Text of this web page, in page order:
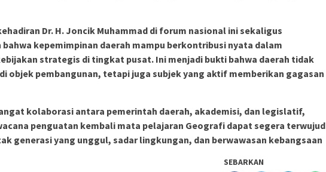
Dr. H. Joncik Muhammad di forum nasional ini sekaligus
bahwa kepemimpinan daerah mampu berkontribusi nyata dalam
strategis di tingkat pusat. Ini menjadi bukti bahwa daerah tidak
objek pembangunan, tetapi juga subjek yang aktif memberikan gagasan
kolaborasi antara pemerintah daerah, akademisi, dan legislatif,
penguatan kembali mata pelajaran Geografi dapat segera terwujud
generasi yang unggul, sadar lingkungan, dan berwawasan kebangsaan
SEBARKAN